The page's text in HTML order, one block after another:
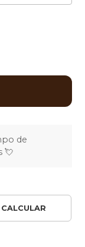
de
💘
CALCULAR